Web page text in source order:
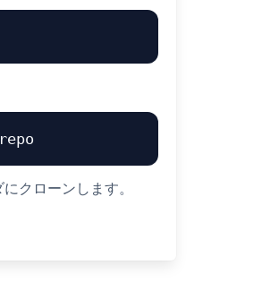
クローンします。